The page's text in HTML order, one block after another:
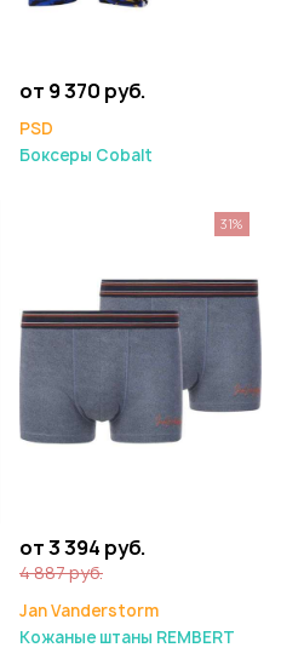
от 9 370 руб.
PSD
Боксеры Cobalt
от 3 394 руб.
4 887 руб.
Jan Vanderstorm
Кожаные штаны REMBERT
31%